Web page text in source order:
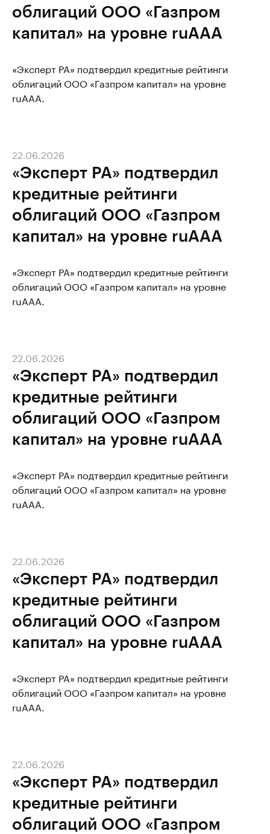
облигаций ООО «Газпром
капитал» на уровне ruAAA
«Эксперт РА» подтвердил кредитные рейтинги
облигаций ООО «Газпром капитал» на уровне
ruAAA.
«Эксперт РА» подтвердил
кредитные рейтинги
облигаций ООО «Газпром
капитал» на уровне ruAAA
22.06.2026
«Эксперт РА» подтвердил кредитные рейтинги
облигаций ООО «Газпром капитал» на уровне
ruAAA.
«Эксперт РА» подтвердил
кредитные рейтинги
облигаций ООО «Газпром
капитал» на уровне ruAAA
22.06.2026
«Эксперт РА» подтвердил кредитные рейтинги
облигаций ООО «Газпром капитал» на уровне
ruAAA.
«Эксперт РА» подтвердил
кредитные рейтинги
облигаций ООО «Газпром
капитал» на уровне ruAAA
22.06.2026
«Эксперт РА» подтвердил кредитные рейтинги
облигаций ООО «Газпром капитал» на уровне
ruAAA.
«Эксперт РА» подтвердил
кредитные рейтинги
облигаций ООО «Газпром
22.06.2026